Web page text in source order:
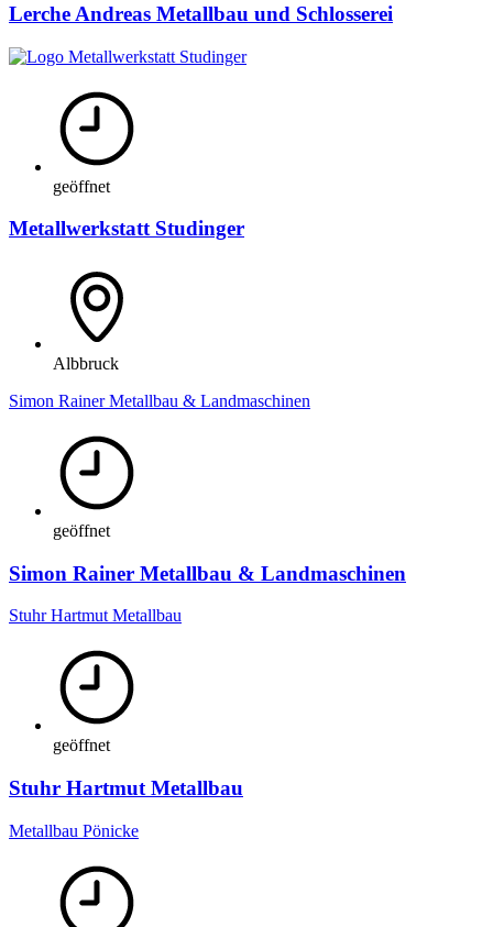
Lerche Andreas Metallbau und Schlosserei
geöffnet
Metallwerkstatt Studinger
Albbruck
Simon Rainer Metallbau & Landmaschinen
geöffnet
Simon Rainer Metallbau & Landmaschinen
Stuhr Hartmut Metallbau
geöffnet
Stuhr Hartmut Metallbau
Metallbau Pönicke